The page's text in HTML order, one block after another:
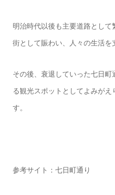
明治時代以後も主要道路とし
街として賑わい、人々の生活を
その後、衰退していった七日
る観光スポットとしてよみが
す。
参考サイト：七日町通り